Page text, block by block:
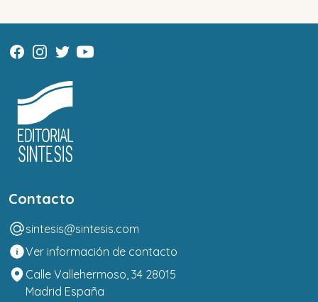
Contacto
sintesis@sintesis.com
Ver información de contacto
Calle Vallehermoso, 34 28015
Madrid España